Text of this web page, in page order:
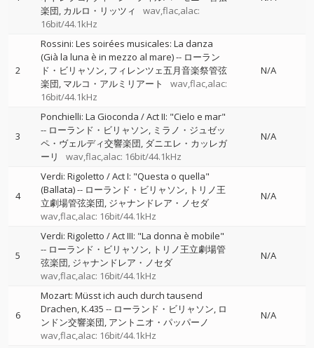
楽団 カルロ・リッツィ
wav,flac,alac:
16bit/44.1kHz
2
Rossini: Les soirées musicales: La danza
(Già la luna è in mezzo al mare)-- ローラン
ド・ビリャソン フィレンツェ五月音楽祭管弦
楽団 マルコ・アルミリアート
wav,flac,alac:
16bit/44.1kHz
N/A
3
Ponchielli: La Gioconda / Act II: "Cielo e mar"
-- ローランド・ビリャソン ミラノ・ジュゼッ
ペ・ヴェルディ交響楽団 ダニエレ・カッレガ
ーリ
wav,flac,alac: 16bit/44.1kHz
N/A
4
Verdi: Rigoletto / Act I: "Questa o quella"
(Ballata)-- ローランド・ビリャソン
トリノ王
立劇場管弦楽団 ジャナンドレア・ノセダ
wav,flac,alac: 16bit/44.1kHz
N/A
5
Verdi: Rigoletto / Act III: "La donna è mobile"
-- ローランド・ビリャソン
トリノ王立劇場管
弦楽団 ジャナンドレア・ノセダ
wav,flac,alac: 16bit/44.1kHz
N/A
6
Mozart: Müsst ich auch durch tausend
Drachen, K.435 -- ローランド・ビリャソン ロ
ンドン交響楽団 アントニオ・パッパーノ
wav,flac,alac: 16bit/44.1kHz
N/A